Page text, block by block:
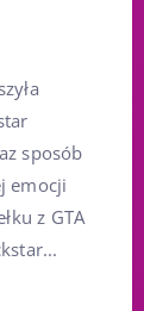
sposób
emocji
z GTA